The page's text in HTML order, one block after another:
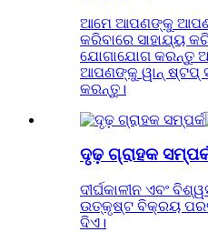
ଆମେ ଆପଣଙ୍କୁ
କରିବାରେ ସାହାଯ୍ୟ
ଯୋଗାଯୋଗ କରନ୍ତୁ
ଆପଣଙ୍କୁ ୱାନ୍ ଷ୍ଟପ୍
କରନ୍ତୁ।
ଦୃଢ଼ ଗ୍ରାହକ
ଦୀର୍ଘକାଳୀନ ଏବଂ
ଉତ୍କୃଷ୍ଟ ବିକ୍ରୟ
ଦିଏ।